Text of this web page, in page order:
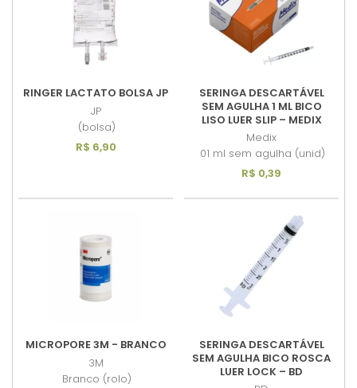
RINGER LACTATO BOLSA JP
JP
(bolsa)
R$ 6,90
SERINGA DESCARTÁVEL
SEM AGULHA 1 ML BICO
LISO LUER SLIP – MEDIX
Medix
01 ml sem agulha (unid)
R$ 0,39
MICROPORE 3M - BRANCO
3M
Branco (rolo)
SERINGA DESCARTÁVEL
SEM AGULHA BICO ROSCA
LUER LOCK – BD